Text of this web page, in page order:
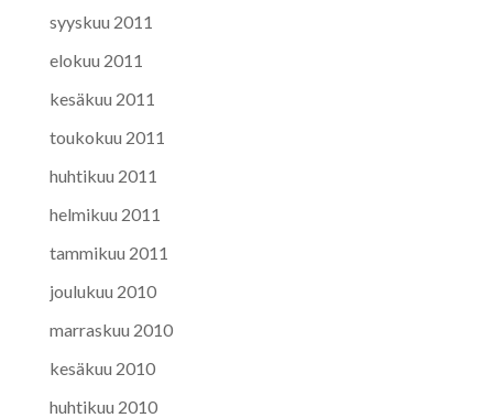
syyskuu 2011
elokuu 2011
kesäkuu 2011
toukokuu 2011
huhtikuu 2011
helmikuu 2011
tammikuu 2011
joulukuu 2010
marraskuu 2010
kesäkuu 2010
huhtikuu 2010